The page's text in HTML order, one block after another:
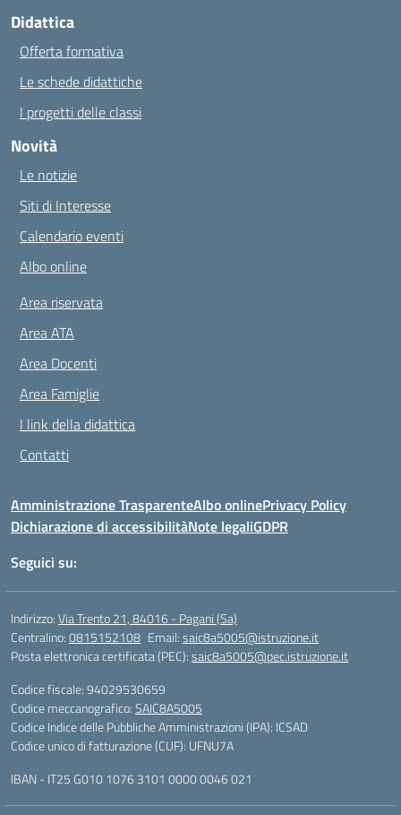
Didattica
Offerta formativa
Le schede didattiche
I progetti delle classi
Novità
Le notizie
Siti di Interesse
Calendario eventi
Albo online
Area riservata
Area ATA
Area Docenti
Area Famiglie
I link della didattica
Contatti
Amministrazione TrasparenteAlbo onlinePrivacy Policy
Dichiarazione di accessibilitàNote legaliGDPR
Seguici su:
Indirizzo:Via Trento 21, 84016 - Pagani (Sa)
Centralino:0815152108 Email:saic8a5005@istruzione.it
Posta elettronica certificata (PEC):saic8a5005@pec.istruzione.it
Codice fiscale: 94029530659
Codice meccanografico:SAIC8A5005
Codice Indice delle Pubbliche Amministrazioni (IPA): ICSAD
Codice unico di fatturazione (CUF): UFNU7A
IBAN - IT25 G010 1076 3101 0000 0046 021